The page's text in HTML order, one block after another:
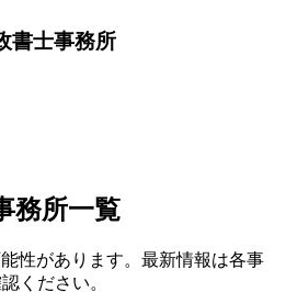
書士事務所
務所一覧
性があります。最新情報は各事
ください。